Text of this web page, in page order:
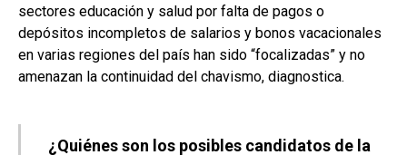
sectores educación y salud por falta de pagos o
depósitos incompletos de salarios y bonos vacacionales
en varias regiones del país han sido “focalizadas” y no
amenazan la continuidad del chavismo, diagnostica.
¿Quiénes son los posibles candidatos de la